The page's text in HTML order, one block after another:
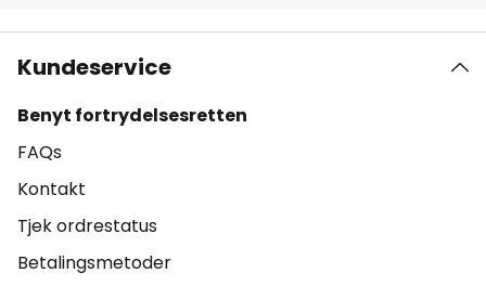
Kundeservice
Benyt fortrydelsesretten
FAQs
Kontakt
Tjek ordrestatus
Betalingsmetoder